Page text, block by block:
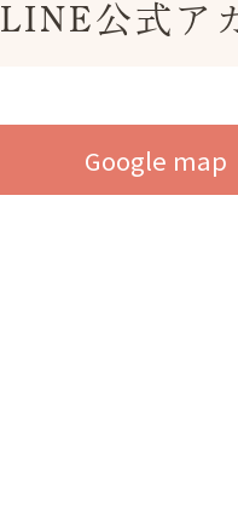
LINE公式ア
Google map